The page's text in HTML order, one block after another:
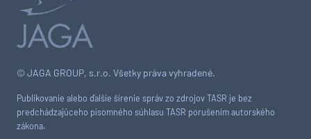
© JAGA GROUP, s.r.o. Všetky práva vyhradené.
Publikovanie alebo ďalšie šírenie správ zo zdrojov TASR je bez
predchádzajúceho písomného súhlasu TASR porušením autorského
zákona.